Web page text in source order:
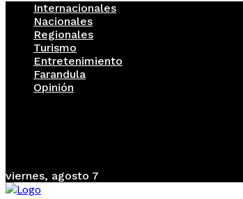
Internacionales
Nacionales
Regionales
Turismo
Entretenimiento
Farandula
Opinión
viernes, agosto 7